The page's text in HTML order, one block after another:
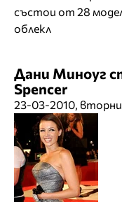
състои от 28
облекл
Дани Миноуг
Spencer
23-03-2010,